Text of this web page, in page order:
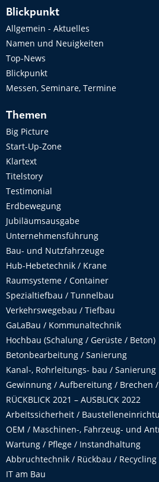
Blickpunkt
Allgemein - Aktuelles
Namen und Neuigkeiten
Top-News
Blickpunkt
Messen, Seminare, Termine
Themen
Big Picture
Start-Up-Zone
Klartext
Titelstory
Testimonial
Erdbewegung
Jubiläumsausgabe
Unternehmensführung
Bau- und Nutzfahrzeuge
Hub-Hebetechnik / Krane
Raumsysteme / Container
Spezialtiefbau / Tunnelbau
Verkehrswegebau / Tiefbau
GaLaBau / Kommunaltechnik
Hochbau (Schalung / Gerüste / Beton)
Betonbearbeitung / Sanierung
Kanal-, Rohrleitungs- bau / Sanierung
Gewinnung / Aufbereitung / Brechen
RÜCKBLICK 2021 – AUSBLICK 2022
Arbeitssicherheit /
OEM / Maschinen-, Fahrzeug- und
Wartung / Pflege / Instandhaltung
Abbruchtechnik / Rückbau / Recycling
IT am Bau